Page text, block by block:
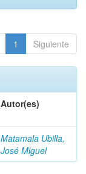
1 Siguiente
Autor(es)
Matamala Ubilla,
José Miguel